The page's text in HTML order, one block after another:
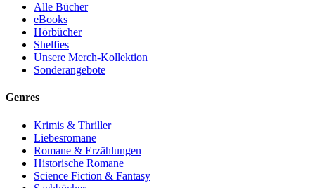
Alle Bücher
eBooks
Hörbücher
Shelfies
Unsere Merch-Kollektion
Sonderangebote
Genres
Krimis & Thriller
Liebesromane
Romane & Erzählungen
Historische Romane
Science Fiction & Fantasy